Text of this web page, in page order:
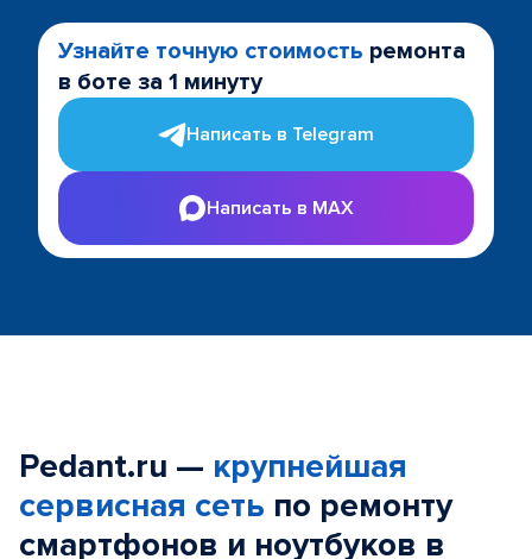
Узнайте точную стоимость ремонта
в боте за 1 минуту
Написать в Telegram
Написать в MAX
Pedant.ru — крупнейшая
сервисная сеть по ремонту
смартфонов и ноутбуков в